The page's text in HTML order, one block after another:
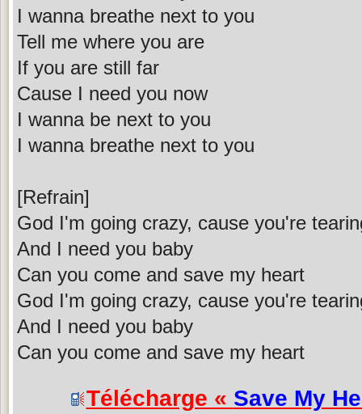
I wanna breathe next to you
Tell me where you are
If you are still far
Cause I need you now
I wanna be next to you
I wanna breathe next to you
[Refrain]
God I'm going crazy, cause you're
And I need you baby
Can you come and save my heart
God I'm going crazy, cause you're
And I need you baby
Can you come and save my heart
Télécharge « Save My